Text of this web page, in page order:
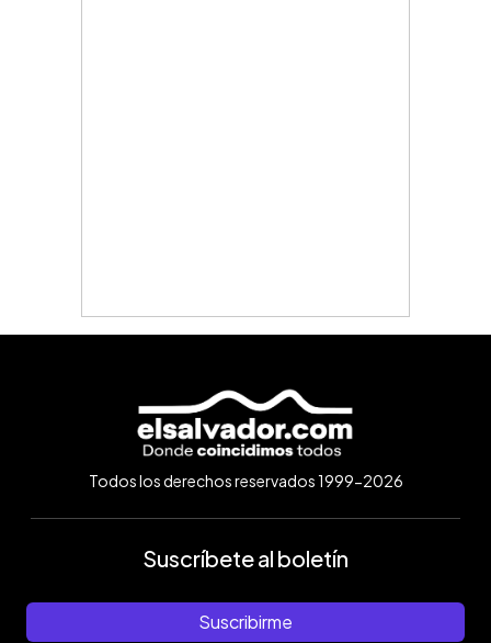
Todos los derechos reservados 1999-2026
Suscríbete al boletín
Suscribirme